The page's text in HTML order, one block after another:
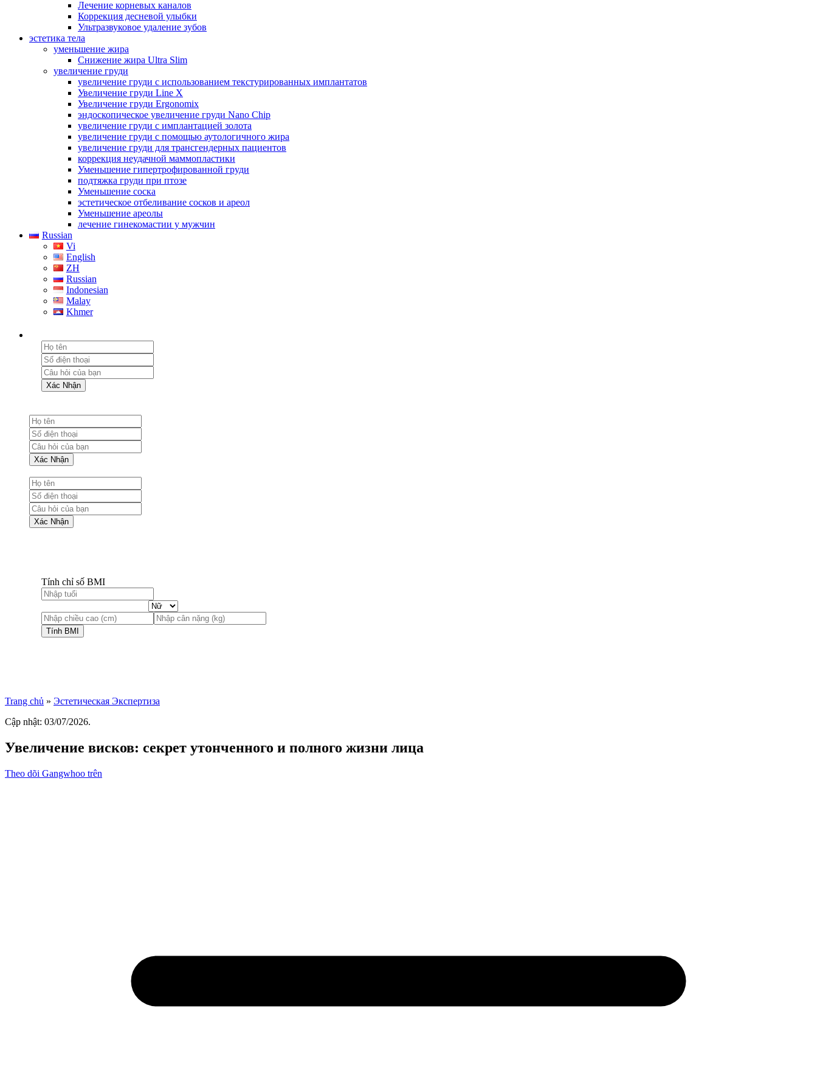
Лечение корневых каналов
Коррекция десневой улыбки
Ультразвуковое удаление зубов
эстетика тела
уменьшение жира
Снижение жира Ultra Slim
увеличение груди
увеличение груди с использованием текстурированных имплантатов
Увеличение груди Line X
Увеличение груди Ergonomix
эндоскопическое увеличение груди Nano Chip
увеличение груди с имплантацией золота
увеличение груди с помощью аутологичного жира
увеличение груди для трансгендерных пациентов
коррекция неудачной маммопластики
Уменьшение гипертрофированной груди
подтяжка груди при птозе
Уменьшение соска
эстетическое отбеливание сосков и ареол
Уменьшение ареолы
лечение гинекомастии у мужчин
Russian
Vi
English
ZH
Russian
Indonesian
Malay
Khmer
Xác Nhận
Xác Nhận
Xác Nhận
Tính chỉ số BMI
Tính BMI
Trang chủ » Эстетическая Экспертиза
Cập nhật: 03/07/2026.
Увеличение висков: секрет утонченного и полного жизни лица
Theo dõi Gangwhoo trên